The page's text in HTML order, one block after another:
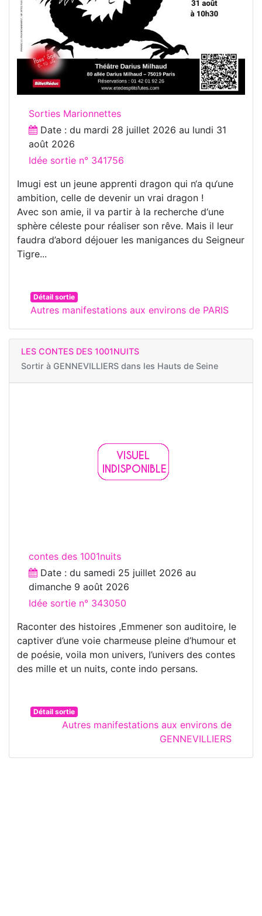
Sorties Marionnettes
Date : du mardi 28 juillet 2026 au lundi 31
août 2026
Idée sortie n° 341756
Imugi est un jeune apprenti dragon qui n‘a qu‘une
ambition, celle de devenir un vrai dragon !
Avec son amie, il va partir à la recherche d‘une
sphère céleste pour réaliser son rêve. Mais il leur
faudra d’abord déjouer les manigances du Seigneur
Tigre...
Détail sortie
Autres manifestations aux environs de PARIS
LES CONTES DES 1001NUITS
Sortir à GENNEVILLIERS dans les Hauts de Seine
contes des 1001nuits
Date : du samedi 25 juillet 2026 au
dimanche 9 août 2026
Idée sortie n° 343050
Raconter des histoires ,Emmener son auditoire, le
captiver d’une voie charmeuse pleine d’humour et
de poésie, voila mon univers, l’univers des contes
des mille et un nuits, conte indo persans.
Détail sortie
Autres manifestations aux environs de
GENNEVILLIERS